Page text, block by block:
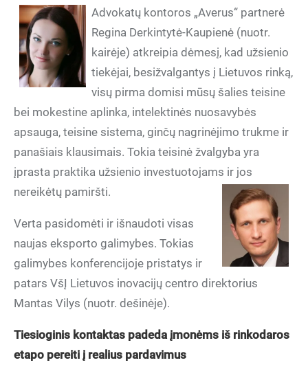
Advokatų kontoros „Averus“ partnerė
Regina Derkintytė-Kaupienė (nuotr.
kairėje) atkreipia dėmesį, kad užsienio
tiekėjai, besižvalgantys į Lietuvos rinką,
visų pirma domisi mūsų šalies teisine
bei mokestine aplinka, intelektinės nuosavybės
apsauga, teisine sistema, ginčų nagrinėjimo trukme ir
panašiais klausimais. Tokia teisinė žvalgyba yra
įprasta praktika užsienio investuotojams ir jos
nereikėtų pamiršti.
Verta pasidomėti ir išnaudoti visas
naujas eksporto galimybes. Tokias
galimybes konferencijoje pristatys ir
patars VšĮ Lietuvos inovacijų centro direktorius
Mantas Vilys (nuotr. dešinėje).
Tiesioginis kontaktas padeda įmonėms iš rinkodaros
etapo pereiti į realius pardavimus